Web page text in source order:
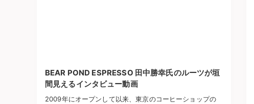
BEAR POND ESPRESSO 田中勝幸氏のルーツが垣
間見えるインタビュー動画
2009年にオープンして以来、東京のコーヒーショップの